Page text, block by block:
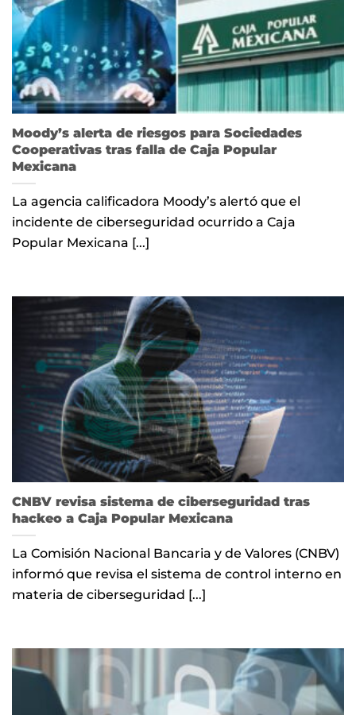
Moody’s alerta de riesgos para Sociedades
Cooperativas tras falla de Caja Popular
Mexicana
La agencia calificadora Moody’s alertó que el
incidente de ciberseguridad ocurrido a Caja
Popular Mexicana [...]
CNBV revisa sistema de ciberseguridad tras
hackeo a Caja Popular Mexicana
La Comisión Nacional Bancaria y de Valores (CNBV)
informó que revisa el sistema de control interno en
materia de ciberseguridad [...]